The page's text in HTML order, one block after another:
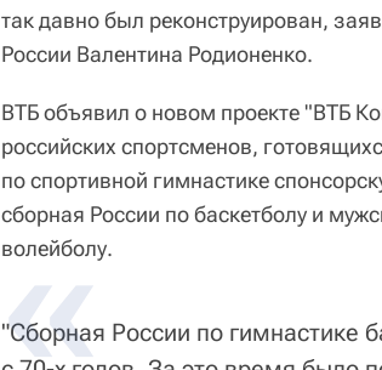
так давно был реконструирован,
России Валентина Родионенко.
ВТБ объявил о новом проекте "ВТБ
российских спортсменов,
по спортивной гимнастике
сборная России по баскетболу и
волейболу.
"Сборная России по гимнастике